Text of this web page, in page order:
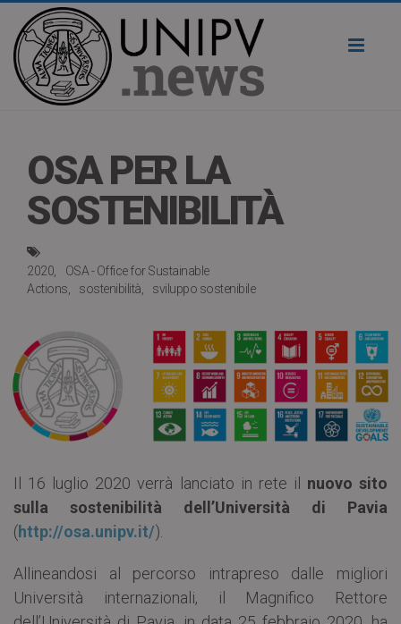
OSA PER LA
SOSTENIBILITÀ
2020
OSA - Office for Sustainable
Actions
sostenibilità sviluppo sostenibile
Il 16 luglio 2020 verrà lanciato in rete il nuovo sito
sulla sostenibilità dell’Università di Pavia
(http://osa.unipv.it/).
Allineandosi al percorso intrapreso dalle migliori
Università internazionali, il Magnifico Rettore